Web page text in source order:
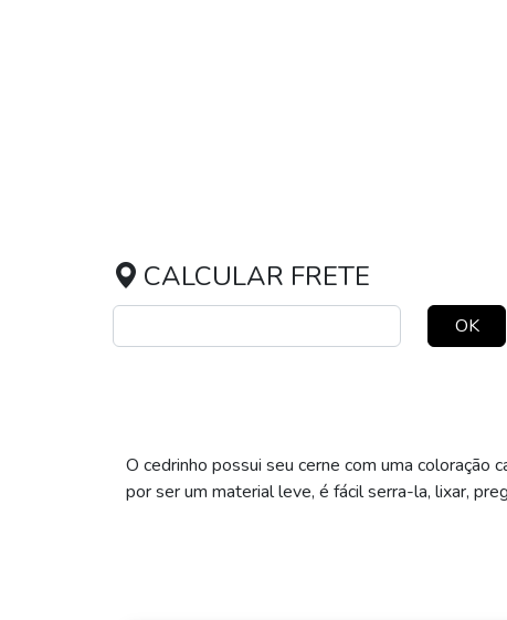
CALCULAR FRETE
OK
O cedrinho possui seu cerne com uma coloração
por ser um material leve, é fácil serra-la, lixar,